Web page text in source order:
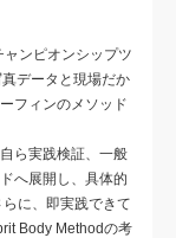
ンピオンシップツ
データと現場だか
フィンのメソッド
ら実践検証、一般
へ展開し、具体的
に、即実践できて
Body Methodの考